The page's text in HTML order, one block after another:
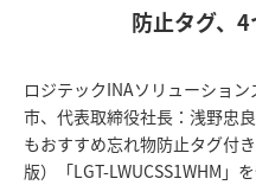
防止タグ、
ロジテックINAソリューショ
市、代表取締役社長：浅野忠
もおすすめ忘れ物防止タグ付
版）「LGT-LWUCSS1WHM」